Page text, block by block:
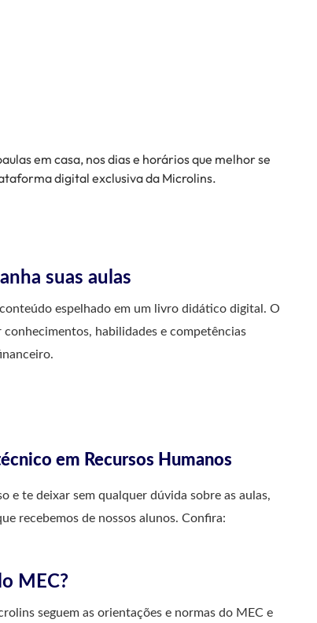
em casa, nos dias e horários que melhor se
digital exclusiva da Microlins.
suas aulas
espelhado em um livro didático digital. O
habilidades e competências
em Recursos Humanos
e te deixar sem qualquer dúvida sobre as aulas,
recebemos de nossos alunos. Confira:
MEC?
seguem as orientações e normas do MEC e